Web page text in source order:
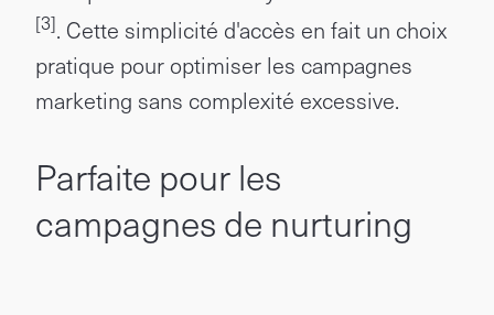
[3]. Cette simplicité d'accès en fait un choix
pratique pour optimiser les campagnes
marketing sans complexité excessive.
Parfaite pour les
campagnes de nurturing